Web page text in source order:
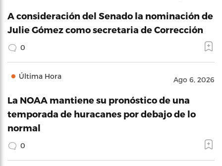
A consideración del Senado la nominación de
Julie Gómez como secretaria de Corrección
0
Última Hora Ago 6, 2026
La NOAA mantiene su pronóstico de una
temporada de huracanes por debajo de lo
normal
0